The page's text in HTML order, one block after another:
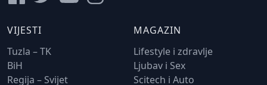
VIJESTI
Tuzla – TK
BiH
Regija – Svijet
MAGAZIN
Lifestyle i zdravlje
Ljubav i Sex
Scitech i Auto